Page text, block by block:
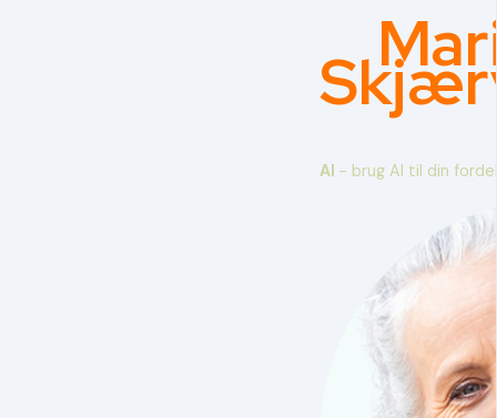
AI - brug AI til din fordel